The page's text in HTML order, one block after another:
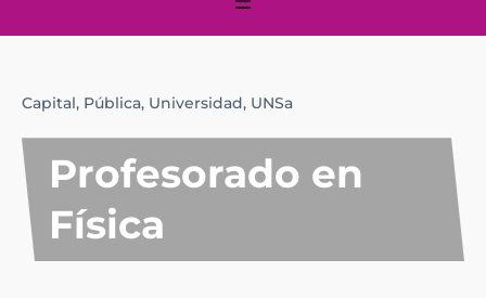
Capital, Pública, Universidad, UNSa
Profesorado en
Física